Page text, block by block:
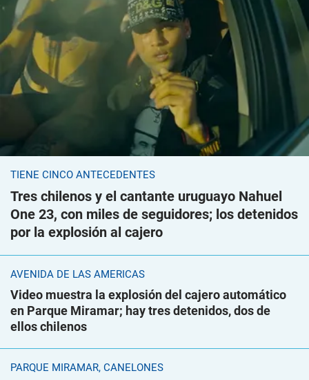
TIENE CINCO ANTECEDENTES
Tres chilenos y el cantante uruguayo Nahuel
One 23, con miles de seguidores; los detenidos
por la explosión al cajero
AVENIDA DE LAS AMÉRICAS
Video muestra la explosión del cajero automático
en Parque Miramar; hay tres detenidos, dos de
ellos chilenos
PARQUE MIRAMAR, CANELONES